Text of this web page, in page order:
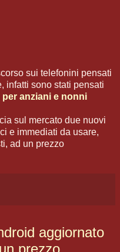
sui telefonini pensati
infatti sono stati pensati
anziani e nonni
sul mercato due nuovi
e immediati da usare,
ad un prezzo
aggiornato